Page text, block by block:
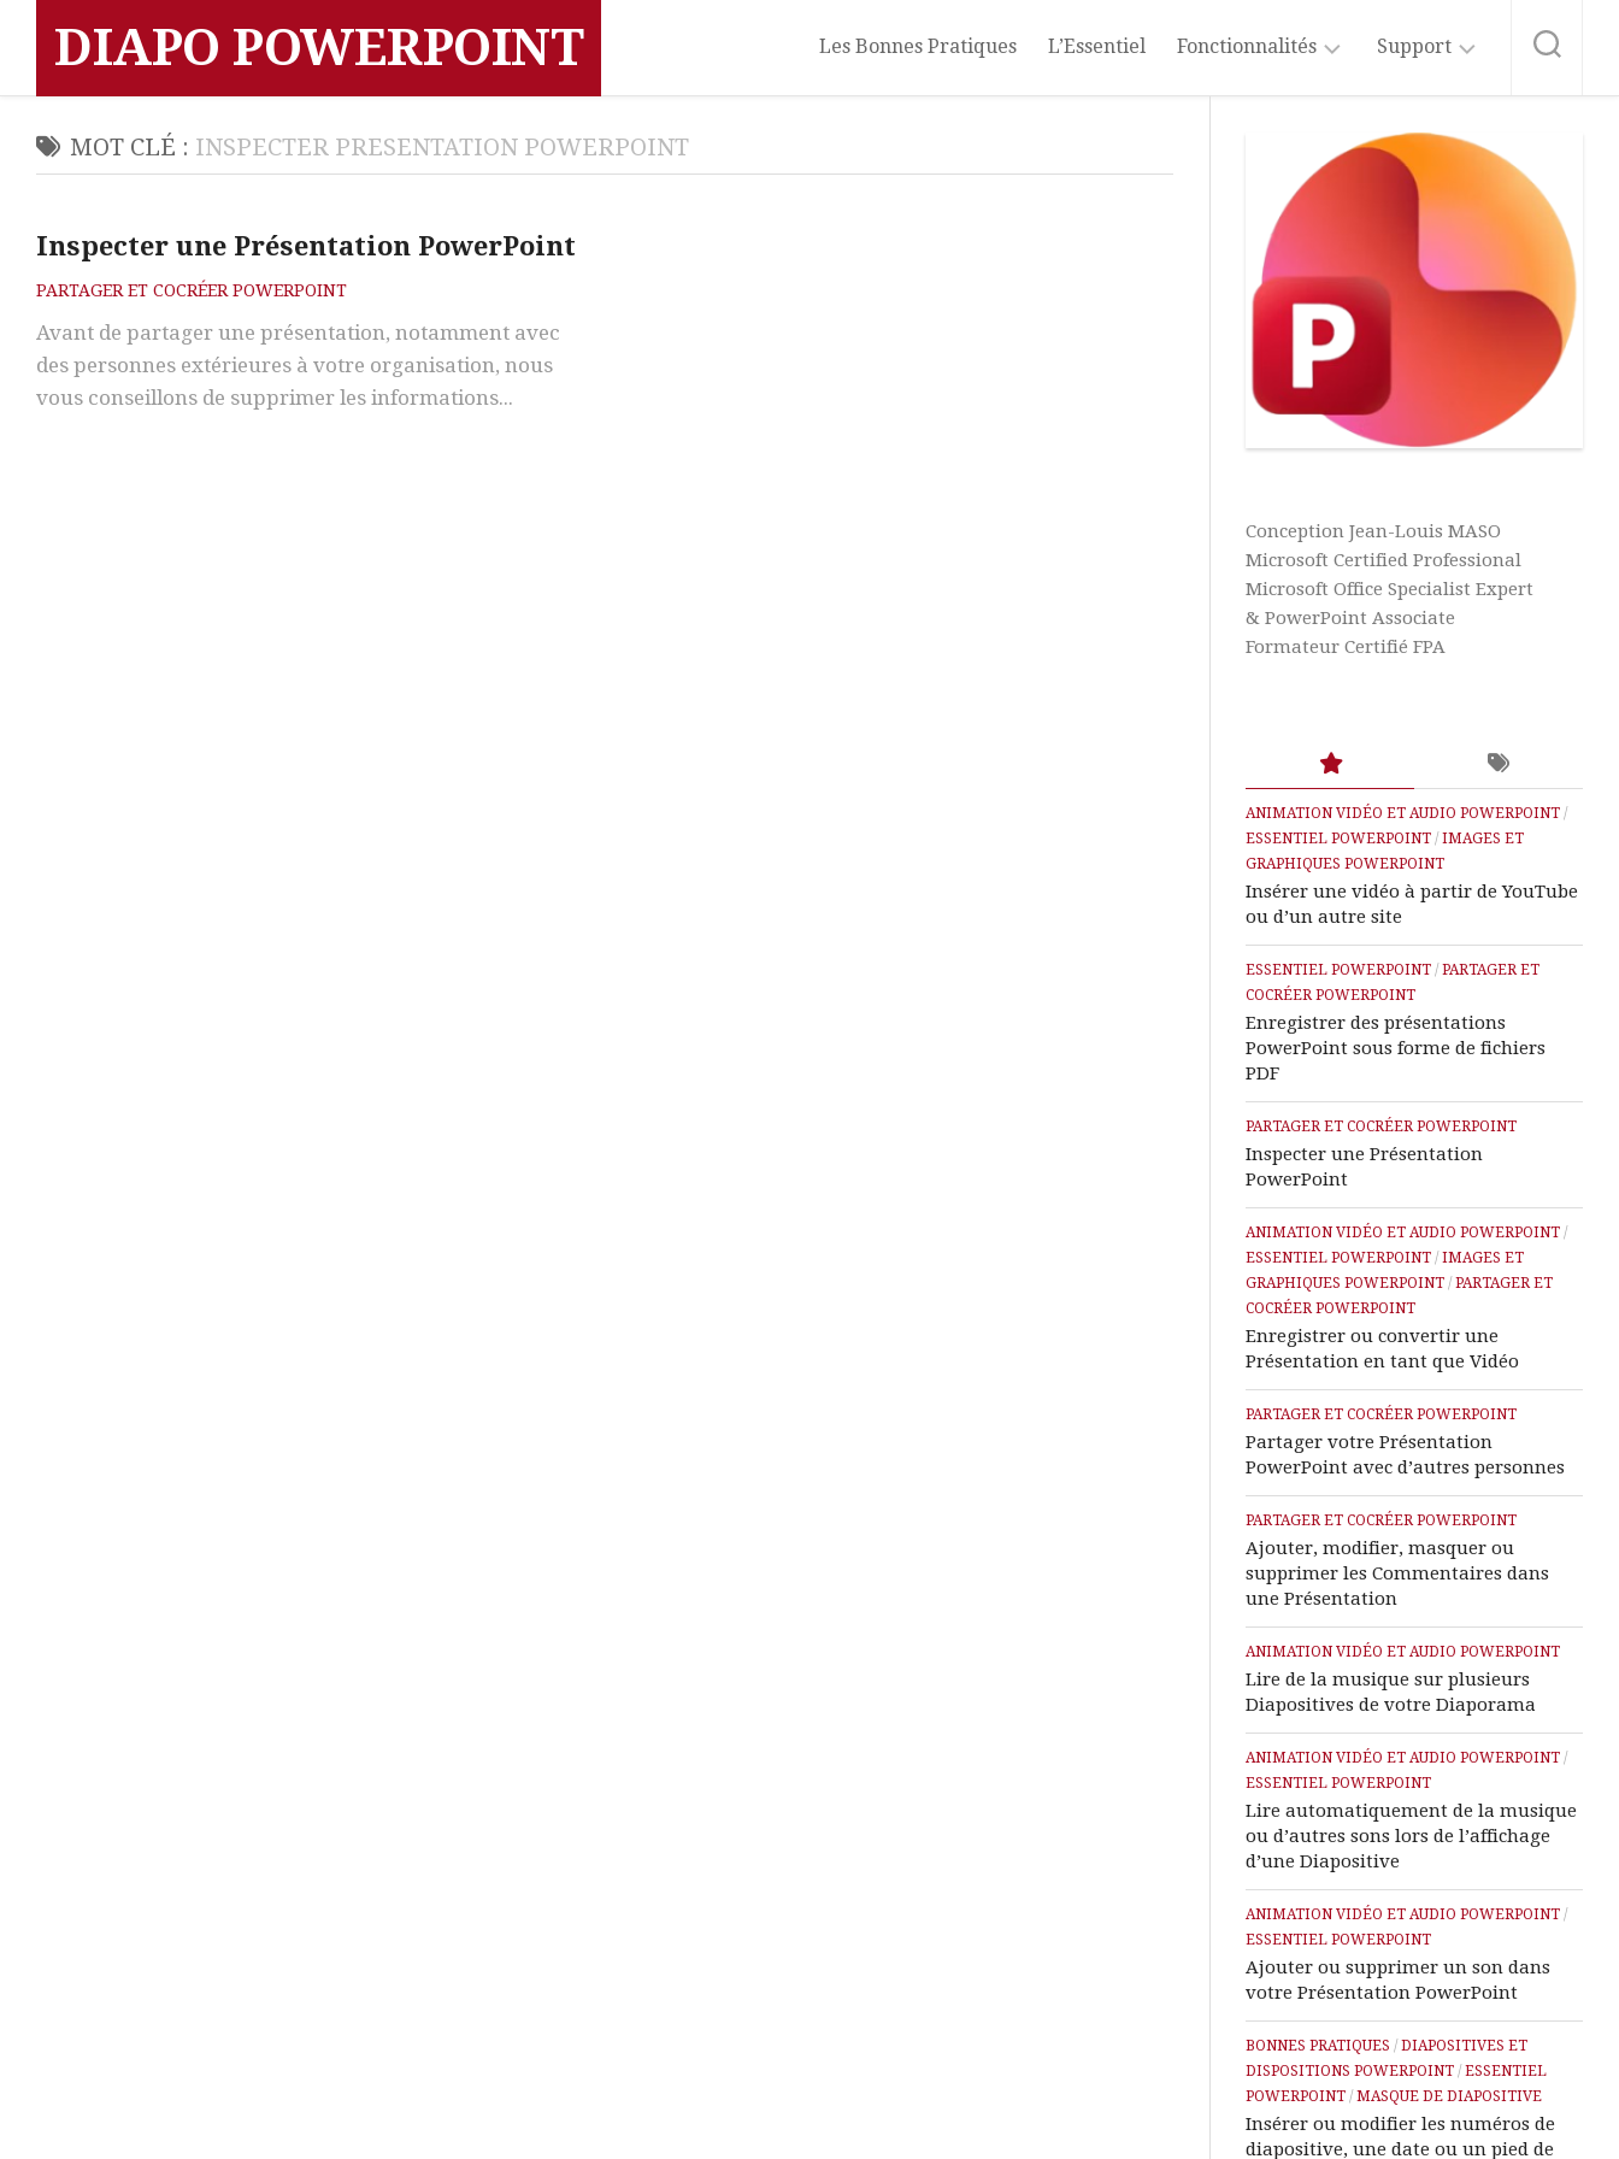
contentDIAPO POWERPOINT Les Bonnes Pratiques L’Essentiel Fonctionnalités
Intelligence
Artificielle
d’Affichage
Diapositives
Diapositives
Images
Graphiques
Présenter
Diaporamas
Cocréer
Support
PowerPoint
Abonnement
Source
Vidéos
Aide
&
Tutos
Word
Aide
&
Tutos
Access
Aide
&
IA
Microsoft
Learn
Assistance
à
Distance
MOT CLÉ : INSPECTER PRESENTATION POWERPOINT
Inspecter une Présentation PowerPoint
PARTAGER ET COCRÉER POWERPOINT
Avant de partager une présentation, notamment avec
des personnes extérieures à votre organisation, nous
vous conseillons de supprimer les informations...
Conception Jean-Louis MASO
Microsoft Certified Professional
Microsoft Office Specialist Expert
& PowerPoint Associate
Formateur Certifié FPA
ANIMATION VIDÉO ET AUDIO POWERPOINT /
ESSENTIEL POWERPOINT / IMAGES ET
GRAPHIQUES POWERPOINT
Insérer une vidéo à partir de YouTube
ou d’un autre site
ESSENTIEL POWERPOINT / PARTAGER ET
COCRÉER POWERPOINT
Enregistrer des présentations
PowerPoint sous forme de fichiers
PDF
PARTAGER ET COCRÉER POWERPOINT
Inspecter une Présentation
PowerPoint
ANIMATION VIDÉO ET AUDIO POWERPOINT /
ESSENTIEL POWERPOINT / IMAGES ET
GRAPHIQUES POWERPOINT / PARTAGER ET
COCRÉER POWERPOINT
Enregistrer ou convertir une
Présentation en tant que Vidéo
PARTAGER ET COCRÉER POWERPOINT
Partager votre Présentation
PowerPoint avec d’autres personnes
PARTAGER ET COCRÉER POWERPOINT
Ajouter, modifier, masquer ou
supprimer les Commentaires dans
une Présentation
ANIMATION VIDÉO ET AUDIO POWERPOINT
Lire de la musique sur plusieurs
Diapositives de votre Diaporama
ANIMATION VIDÉO ET AUDIO POWERPOINT /
ESSENTIEL POWERPOINT
Lire automatiquement de la musique
ou d’autres sons lors de l’affichage
d’une Diapositive
ANIMATION VIDÉO ET AUDIO POWERPOINT /
ESSENTIEL POWERPOINT
Ajouter ou supprimer un son dans
votre Présentation PowerPoint
BONNES PRATIQUES / DIAPOSITIVES ET
DISPOSITIONS POWERPOINT / ESSENTIEL
POWERPOINT / MASQUE DE DIAPOSITIVE
Insérer ou modifier les numéros de
diapositive, une date ou un pied de